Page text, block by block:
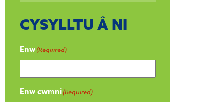
CYSYLLTU Â NI
Enw(Required)
Enw cwmni(Required)